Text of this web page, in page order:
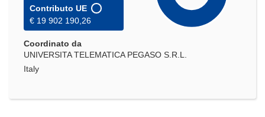
Contributo UE
€ 19 902 190,26
Coordinato da
UNIVERSITA TELEMATICA PEGASO S.R.L.
Italy